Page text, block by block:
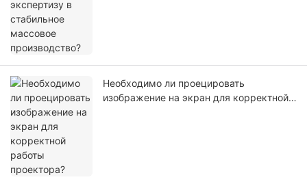
Необходимо ли проецировать
изображение на экран для корректной